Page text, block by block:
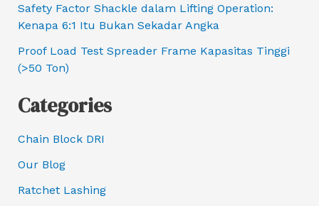
Safety Factor Shackle dalam Lifting Operation:
Kenapa 6:1 Itu Bukan Sekadar Angka
Proof Load Test Spreader Frame Kapasitas Tinggi
(>50 Ton)
Categories
Chain Block DRI
Our Blog
Ratchet Lashing